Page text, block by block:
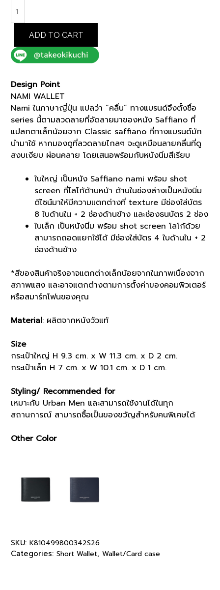
NAMI
(K8104998)
quantity
ADD TO CART
Design Point
NAMI WALLET
Nami ในภาษาญี่ปุ่น แปลว่า “คลื่น” ทางแบรนด์จึงตั้งชื่อ
series นี้ตามลวดลายที่อัดลายมาของหนัง Saffiano ที่
แปลกตาเล็กน้อยจาก Classic saffiano ที่ทางแบรนด์มัก
นำมาใช้ หากมองดูที่ลวดลายไกลๆ จะดูเหมือนลายคลื่นที่ดู
สงบเงียบ ผ่อนคลาย โดยเสนอพร้อมกับหนังนิ่มสีเรียบ
ใบใหญ่ เป็นหนัง Saffiano nami พร้อม shot
screen ที่โลโก้ด้านหน้า ด้านในช่องล่างเป็นหนังนิ่ม
ดีไซน์มาให้มีความแตกต่างที่ texture มีช่องใส่บัตร
8 ใบด้านใน + 2 ช่องด้านข้าง และช่องธนบัตร 2 ช่อง
ใบเล็ก เป็นหนังนิ่ม พร้อม shot screen โลโก้ด้วย
สามารถถอดแยกใช้ได้ มีช่องใส่บัตร 4 ใบด้านใน + 2
ช่องด้านข้าง
*สีของสินค้าจริงอาจแตกต่างเล็กน้อยจากในภาพเนื่องจาก
สภาพแสง และอาจแตกต่างตามการตั้งค่าของคอมพิวเตอร์
หรือสมาร์ทโฟนของคุณ
Material: ผลิตจากหนังวัวแท้
Size
กระเป๋าใหญ่ H 9.3 cm. x W 11.3 cm. x D 2 cm.
กระเป๋าเล็ก H 7 cm. x W 10.1 cm. x D 1 cm.
Styling/ Recommended for
เหมาะกับ Urban Men และสามารถใช้งานได้ในทุก
สถานการณ์ สามารถซื้อเป็นของขวัญสำหรับคนพิเศษได้
Other Color
SKU: K810499800342S26
Categories: Short Wallet, Wallet/Card case